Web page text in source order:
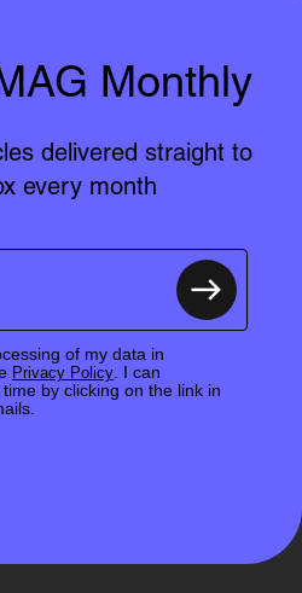
Monthly
delivered straight to
every month
of my data in
Privacy Policy. I can
by clicking on the link in